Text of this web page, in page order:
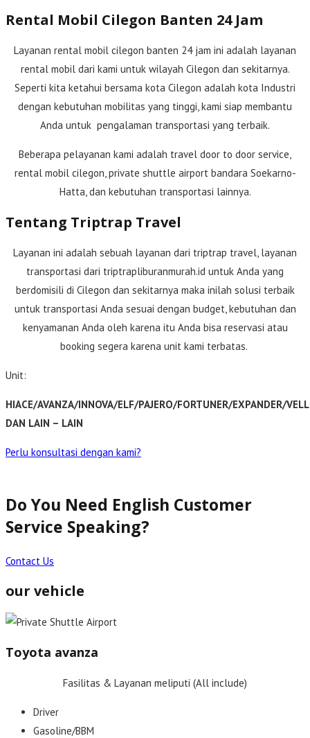
Rental Mobil Cilegon Banten 24 Jam
Layanan rental mobil cilegon banten 24 jam ini adalah layanan
rental mobil dari kami untuk wilayah Cilegon dan sekitarnya.
Seperti kita ketahui bersama kota Cilegon adalah kota Industri
dengan kebutuhan mobilitas yang tinggi, kami siap membantu
Anda untuk pengalaman transportasi yang terbaik.
Beberapa pelayanan kami adalah travel door to door service,
rental mobil cilegon, private shuttle airport bandara Soekarno-
Hatta, dan kebutuhan transportasi lainnya.
Tentang Triptrap Travel
Layanan ini adalah sebuah layanan dari triptrap travel, layanan
transportasi dari triptrapliburanmurah.id untuk Anda yang
berdomisili di Cilegon dan sekitarnya maka inilah solusi terbaik
untuk transportasi Anda sesuai dengan budget, kebutuhan dan
kenyamanan Anda oleh karena itu Anda bisa reservasi atau
booking segera karena unit kami terbatas.
Unit:
HIACE/AVANZA/INNOVA/ELF/PAJERO/FORTUNER/EXPANDER/
DAN LAIN – LAIN
Perlu konsultasi dengan kami?
Do You Need English Customer
Service Speaking?
Contact Us
our vehicle
Toyota avanza
Fasilitas & Layanan meliputi (All include)
Driver
Gasoline/BBM